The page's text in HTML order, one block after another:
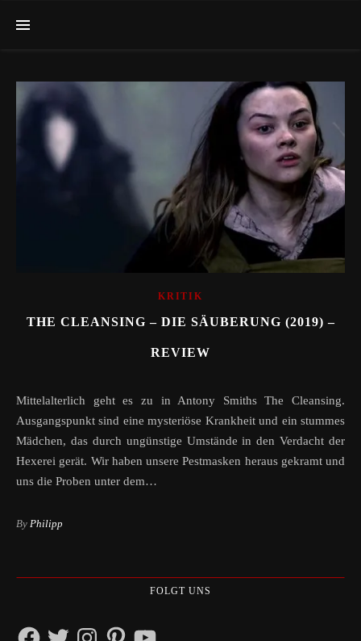
KRITIK
THE CLEANSING – DIE SÄUBERUNG (2019) –
REVIEW
Mittelalterlich geht es zu in Antony Smiths The Cleansing.
Ausgangspunkt sind eine mysteriöse Krankheit und ein stummes
Mädchen, das durch ungünstige Umstände in den Verdacht der
Hexerei gerät. Wir haben unsere Pestmasken heraus gekramt und
uns die Proben unter dem…
By Philipp
FOLGT UNS
FacebookTwitterInstagramPinterestYouTube